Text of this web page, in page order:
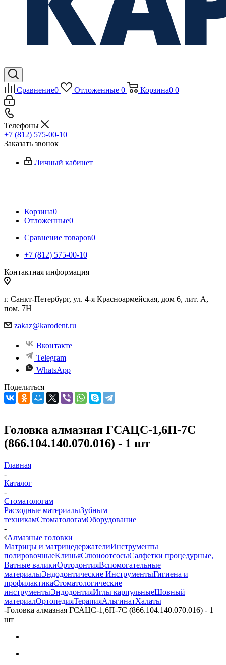
Сравнение0 Отложенные 0 Корзина0 0
Телефоны
+7 (812) 575-00-10
Заказать звонок
Личный кабинет
Корзина0
Отложенные0
Сравнение товаров0
+7 (812) 575-00-10
Контактная информация
г. Санкт-Петербург, ул. 4-я Красноармейская, дом 6, лит. А,
пом. 7Н
zakaz@karodent.ru
Вконтакте
Telegram
WhatsApp
Поделиться
Головка алмазная ГСАЦС-1,6П-7С
(866.104.140.070.016) - 1 шт
Главная
-
Каталог
-
Стоматологам
Расходные материалыЗубным
техникамСтоматологамОборудование
-
Алмазные головки
Матрицы и матрицедержателиИнструменты
полировочныеКлиньяСлюноотсосыСалфетки процедурные,
Ватные валикиОртодонтияВспомогательные
материалыЭндодонтические ИнструментыГигиена и
профилактикаСтоматологические
инструментыЭндодонтияИглы карпульныеШовный
материалОртопедияТерапияАльгинатХалаты
-Головка алмазная ГСАЦС-1,6П-7С (866.104.140.070.016) - 1
шт